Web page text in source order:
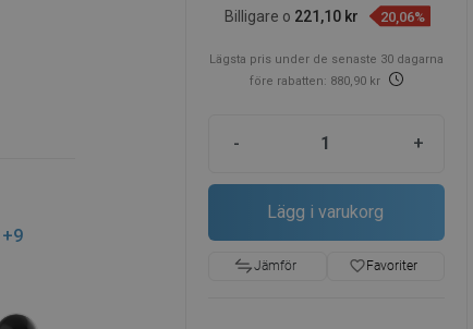
+9
Billigare o 221,10 kr 20,06%
Lägsta pris under de senaste 30 dagarna
före rabatten: 880,90 kr
- +
Lägg i varukorg
Jämför favorite_borderFavoriter